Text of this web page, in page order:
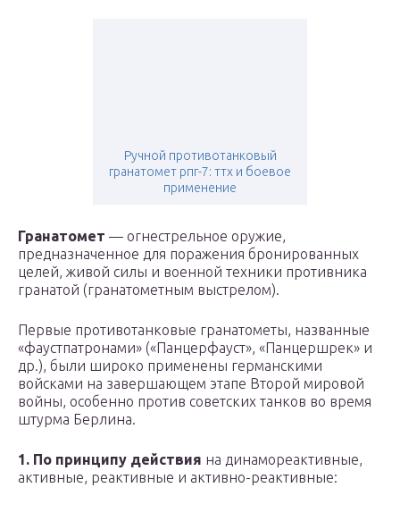
Ручной противотанковый
гранатомет рпг-7: ттх и боевое
применение
Гранатомет — огнестрельное оружие,
предназначенное для поражения бронированных
целей, живой силы и военной техники противника
гранатой (гранатометным выстрелом).
Первые противотанковые гранатометы, названные
«фаустпатронами» («Панцерфауст», «Панцершрек» и
др.), были широко применены германскими
войсками на завершающем этапе Второй мировой
войны, особенно против советских танков во время
штурма Берлина.
1. По принципу действия на динамореактивные,
активные, реактивные и активно-реактивные: